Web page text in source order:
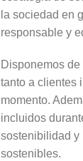
la sociedad en
responsable y
Disponemos
tanto a clientes
momento.
incluidos
sostenibilidad y
sostenibles.